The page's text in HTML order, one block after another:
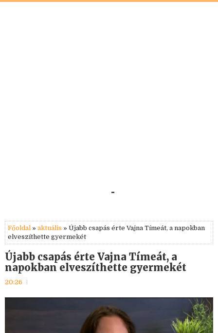
-
Főoldal » aktuális » Újabb csapás érte Vajna Tímeát, a napokban
elveszíthette gyermekét
Újabb csapás érte Vajna Tímeát, a
napokban elveszíthette gyermekét
20:26